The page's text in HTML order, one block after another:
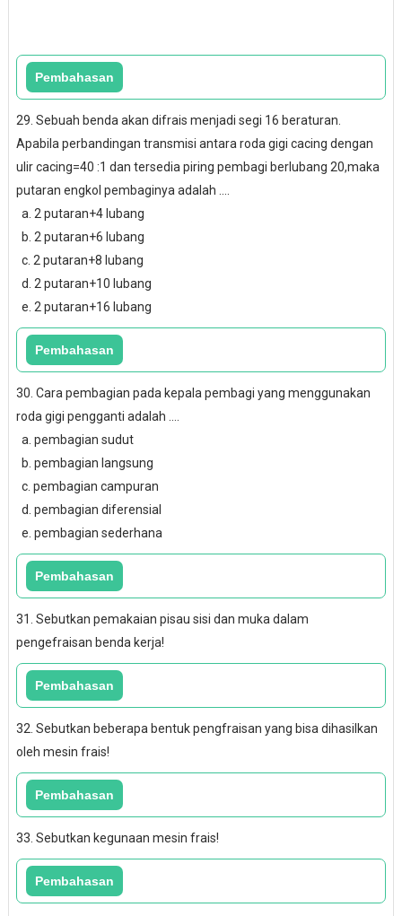
29. Sebuah benda akan difrais menjadi segi 16 beraturan.
Apabila perbandingan transmisi antara roda gigi cacing dengan
ulir cacing=40 :1 dan tersedia piring pembagi berlubang 20,maka
putaran engkol pembaginya adalah ....
a. 2 putaran+4 lubang
b. 2 putaran+6 lubang
c. 2 putaran+8 lubang
d. 2 putaran+10 lubang
e. 2 putaran+16 lubang
30. Cara pembagian pada kepala pembagi yang menggunakan
roda gigi pengganti adalah ....
a. pembagian sudut
b. pembagian langsung
c. pembagian campuran
d. pembagian diferensial
e. pembagian sederhana
31. Sebutkan pemakaian pisau sisi dan muka dalam
pengefraisan benda kerja!
32. Sebutkan beberapa bentuk pengfraisan yang bisa dihasilkan
oleh mesin frais!
33. Sebutkan kegunaan mesin frais!